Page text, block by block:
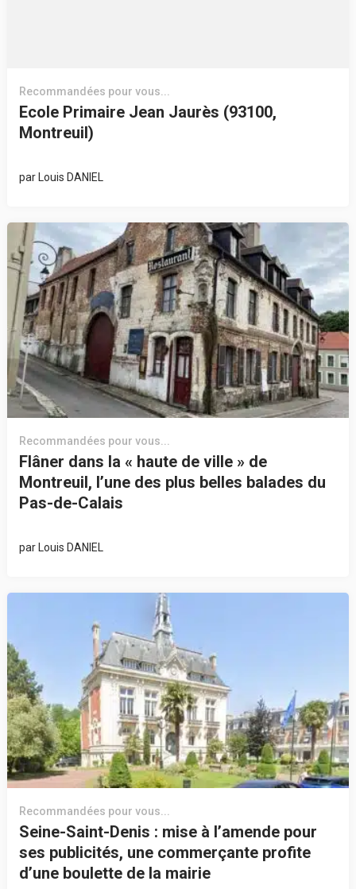
Recommandées pour vous...
Ecole Primaire Jean Jaurès (93100,
Montreuil)
par Louis DANIEL
Recommandées pour vous...
Flâner dans la « haute de ville » de
Montreuil, l’une des plus belles balades du
Pas-de-Calais
par Louis DANIEL
Recommandées pour vous...
Seine-Saint-Denis : mise à l’amende pour
ses publicités, une commerçante profite
d’une boulette de la mairie